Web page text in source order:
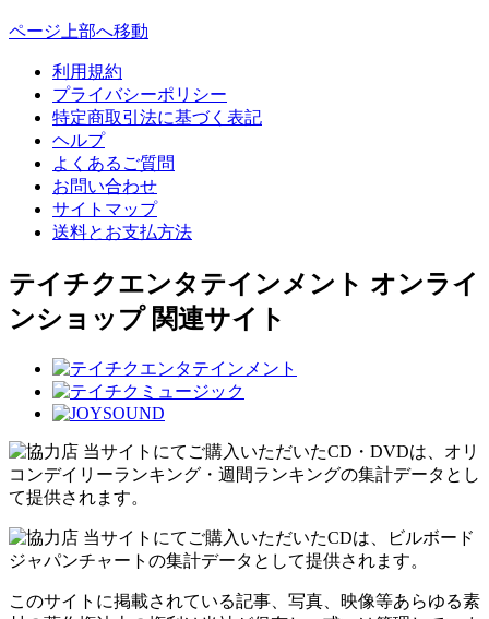
ページ上部へ移動
利用規約
プライバシーポリシー
特定商取引法に基づく表記
ヘルプ
よくあるご質問
お問い合わせ
サイトマップ
送料とお支払方法
テイチクエンタテインメント オンライ
ンショップ 関連サイト
当サイトにてご購入いただいたCD・DVDは、オリ
コンデイリーランキング・週間ランキングの集計データとし
て提供されます。
当サイトにてご購入いただいたCDは、ビルボード
ジャパンチャートの集計データとして提供されます。
このサイトに掲載されている記事、写真、映像等あらゆる素